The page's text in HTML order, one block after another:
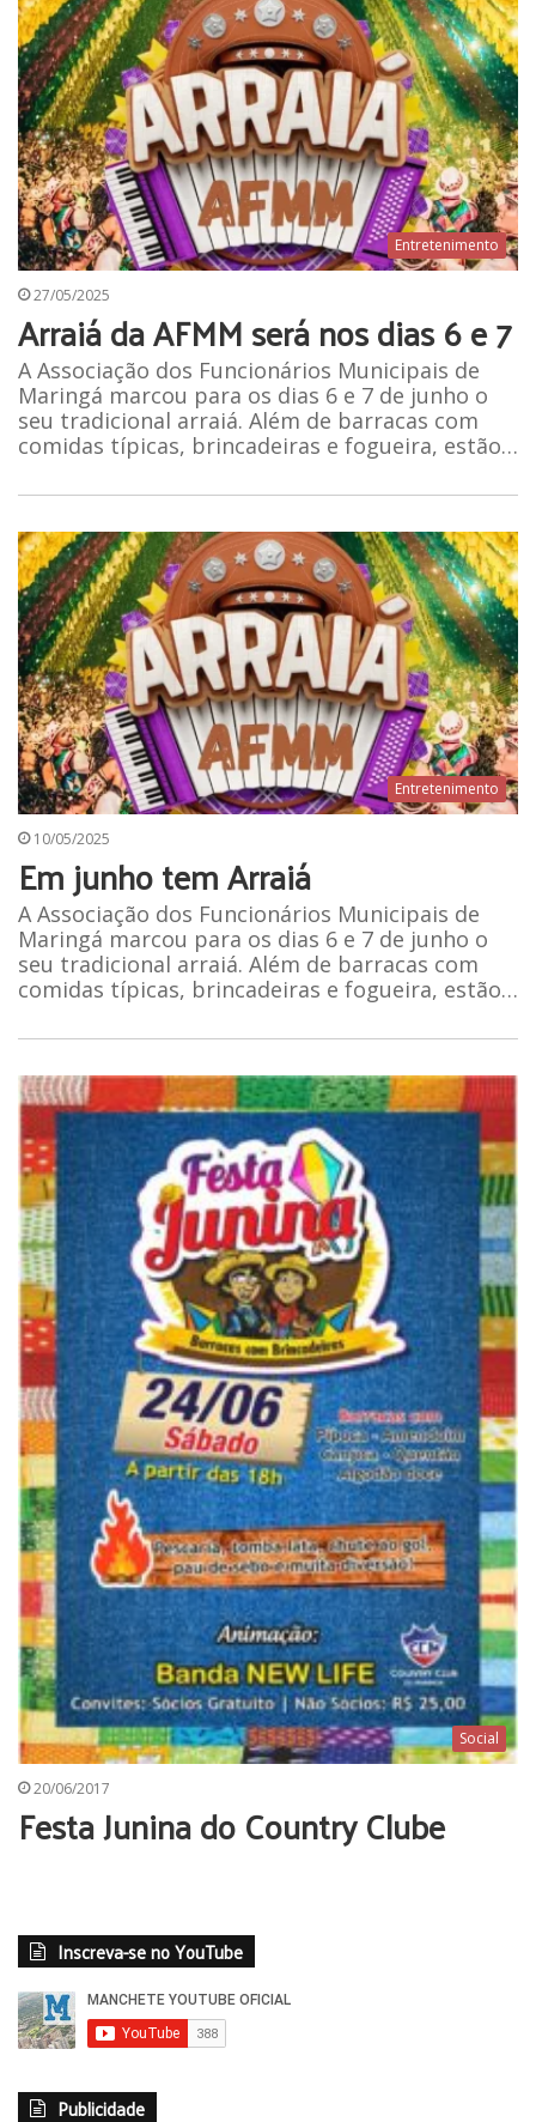
Entretenimento
27/05/2025
Arraiá da AFMM será nos dias 6 e 7
A Associação dos Funcionários Municipais de
Maringá marcou para os dias 6 e 7 de junho o
seu tradicional arraiá. Além de barracas com
comidas típicas, brincadeiras e fogueira, estão…
Entretenimento
10/05/2025
Em junho tem Arraiá
A Associação dos Funcionários Municipais de
Maringá marcou para os dias 6 e 7 de junho o
seu tradicional arraiá. Além de barracas com
comidas típicas, brincadeiras e fogueira, estão…
Social
20/06/2017
Festa Junina do Country Clube
Inscreva-se no YouTube
Publicidade